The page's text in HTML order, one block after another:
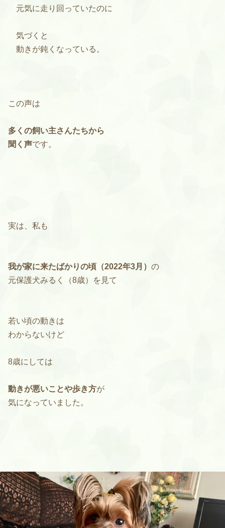
元気に走り回っていたのに
気づくと
動きが鈍くなっている。
この声は
多くの飼い主さんたちから
聞く声です。
実は、私も
我が家に来たばかりの頃（2022年3月） の
元保護犬みるく（8歳）を見て
若い頃の動きは
わからないけど
8歳にしては
動きが悪いことや歩き方が
気になっていました。